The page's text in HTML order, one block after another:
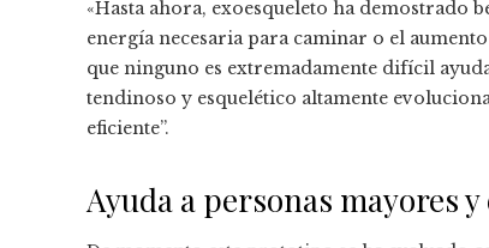
«Hasta ahora, exoesqueleto ha demostrado
energía necesaria para caminar o el
que ninguno es extremadamente difícil
tendinoso y esquelético altamente
eficiente”.
Ayuda a personas mayores